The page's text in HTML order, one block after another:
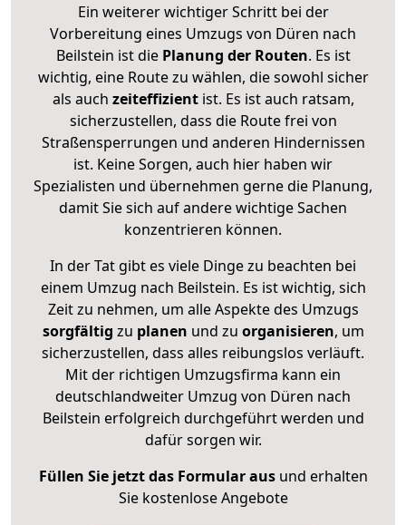
Ein weiterer wichtiger Schritt bei der
Vorbereitung eines Umzugs von Düren nach
Beilstein ist diePlanung der Routen. Es ist
wichtig, eine Route zu wählen, die sowohl sicher
als auch zeiteffizientist. Es ist auch ratsam,
sicherzustellen, dass die Route frei von
Straßensperrungen und anderen Hindernissen
ist. Keine Sorgen, auch hier haben wir
Spezialisten und übernehmen gerne die Planung,
damit Sie sich auf andere wichtige Sachen
konzentrieren können.
In der Tat gibt es viele Dinge zu beachten bei
einem Umzug nach Beilstein. Es ist wichtig, sich
Zeit zu nehmen, um alle Aspekte des Umzugs
sorgfältig zu planen und zu organisieren, um
sicherzustellen, dass alles reibungslos verläuft.
Mit der richtigen Umzugsfirma kann ein
deutschlandweiter Umzug von Düren nach
Beilstein erfolgreich durchgeführt werden und
dafür sorgen wir.
Füllen Sie jetzt das Formular ausund erhalten
Sie kostenlose Angebote